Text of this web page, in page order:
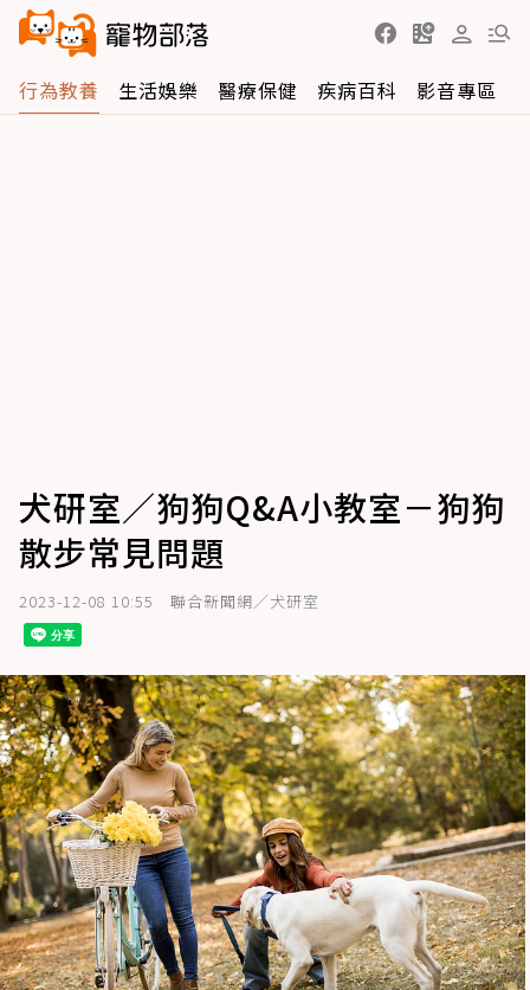
行為教養 生活娛樂 醫療保健 疾病百科 影音專區
犬研室／狗狗Q&A小教室－狗狗
散步常見問題
2023-12-08 10:55 聯合新聞網／犬研室